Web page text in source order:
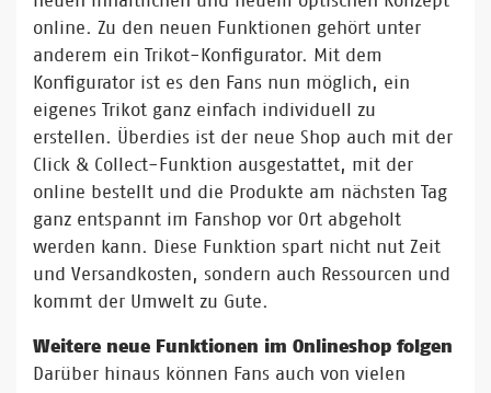
online. Zu den neuen Funktionen gehört unter
anderem ein Trikot-Konfigurator. Mit dem
Konfigurator ist es den Fans nun möglich, ein
eigenes Trikot ganz einfach individuell zu
erstellen. Überdies ist der neue Shop auch mit der
Click & Collect-Funktion ausgestattet, mit der
online bestellt und die Produkte am nächsten Tag
ganz entspannt im Fanshop vor Ort abgeholt
werden kann. Diese Funktion spart nicht nut Zeit
und Versandkosten, sondern auch Ressourcen und
kommt der Umwelt zu Gute.
Weitere neue Funktionen im Onlineshop folgen
Darüber hinaus können Fans auch von vielen